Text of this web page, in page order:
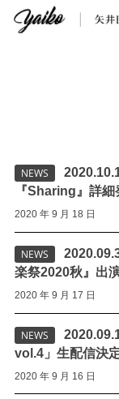
NEWS
『Sharing』詳
2020 年 9 月 18 日
NEWS
楽祭2020秋』出
2020 年 9 月 17 日
NEWS
vol.4」生配信決
2020 年 9 月 16 日